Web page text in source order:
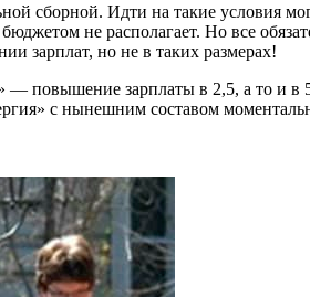
сборной. Идти на такие условия
не располагает. Но все
зарплат, но не в таких размерах!
повышение зарплаты в 2,5, а то и в
с нынешним составом